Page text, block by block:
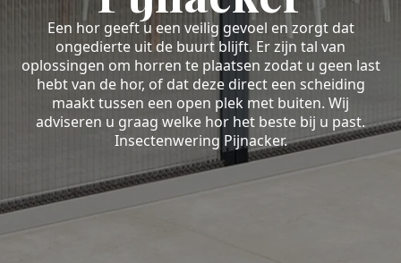
Een hor geeft u een veilig gevoel en zorgt dat
ongedierte uit de buurt blijft. Er zijn tal van
oplossingen om horren te plaatsen zodat u geen last
hebt van de hor, of dat deze direct een scheiding
maakt tussen een open plek met buiten. Wij
adviseren u graag welke hor het beste bij u past.
Insectenwering Pijnacker.